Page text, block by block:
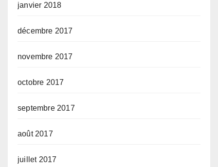
janvier 2018
décembre 2017
novembre 2017
octobre 2017
septembre 2017
août 2017
juillet 2017